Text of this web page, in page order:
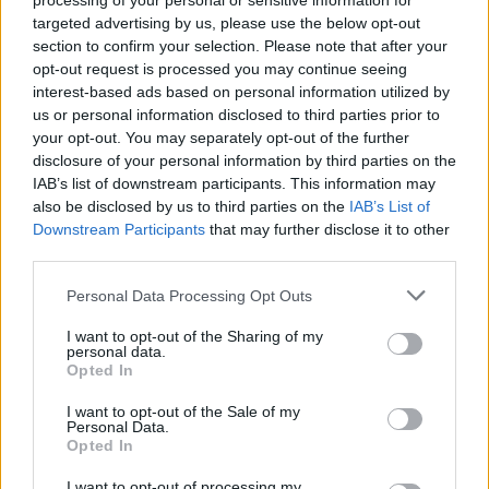
targeted advertising by us, please use the below opt-out
section to confirm your selection. Please note that after your
opt-out request is processed you may continue seeing
interest-based ads based on personal information utilized by
us or personal information disclosed to third parties prior to
your opt-out. You may separately opt-out of the further
disclosure of your personal information by third parties on the
IAB’s list of downstream participants. This information may
also be disclosed by us to third parties on the IAB’s List of
Downstream Participants that may further disclose it to other
Please note that this website/app uses one or more Google
not limited to your visit or usage behaviour. You may click to
grant or deny consent to Google and its third-party tags to
use your data for below specified purposes in below Google
consent section.
Personal Data Processing Opt Outs
I want to opt-out of the Sharing of my
personal data.
Opted In
I want to opt-out of the Sale of my
Personal Data.
Opted In
ΕΡ: Λέτε όλοι στο ΠΑΣΟΚ-ΚΙΝΑΛ ότι η
αυτονομία του είναι αδιαπραγμάτευτη. Τι
σημαίνει αυτό; Και πώς κατοχυρώνετε στην
πράξη;
Το γεγονός ότι επιθυμούμε μια κουλτούρα
προγραμματικών συνεργασιών για το πολιτικό
σύστημα της χώρας, δεν σημαίνει ότι το ΠΑΣΟΚ
διαπραγματεύεται την αυτονομία του μέσα από
ανταλλαγή καρεκλών εξουσίας. Το ΠΑΣΟΚ
προχώρησε σταθερά από το 4%, στο 6% και στο
8% και τώρα συνεχίζει την πορεία του σε ισχυρό
διψήφιο ποσοστό και αυτό προκαλεί ανησυχία σε
άλλους!